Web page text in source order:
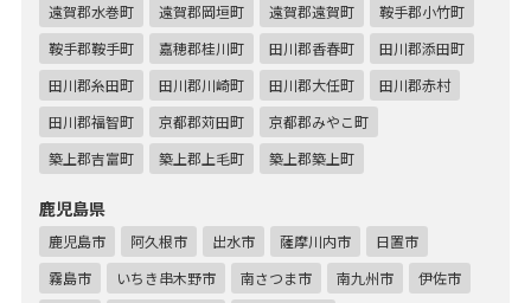
遠賀郡水巻町
遠賀郡岡垣町 遠賀郡遠賀町
鞍手郡小竹町
鞍手郡鞍手町
嘉穂郡桂川町 田川郡香春町
田川郡添田町
田川郡糸田町
田川郡川崎町 田川郡大任町
田川郡赤村
田川郡福智町
京都郡苅田町
京都郡みやこ町
築上郡吉富町
築上郡上毛町 築上郡築上町
鹿児島県
鹿児島市 阿久根市 出水市 薩摩川内市
日置市
霧島市
いちき串木野市 南さつま市 南九州市
伊佐市